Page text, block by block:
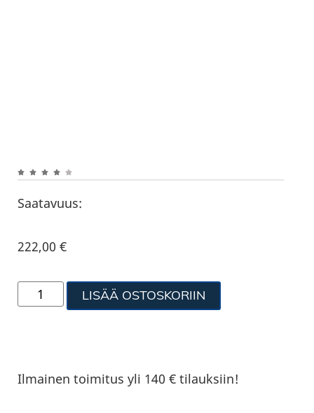
Saatavuus:
222,00€
LISÄÄ OSTOSKORIIN
Ilmainen toimitus yli 140 € tilauksiin!